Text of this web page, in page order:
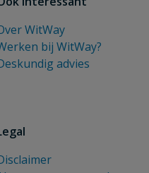
WitWay
bij WitWay?
advies